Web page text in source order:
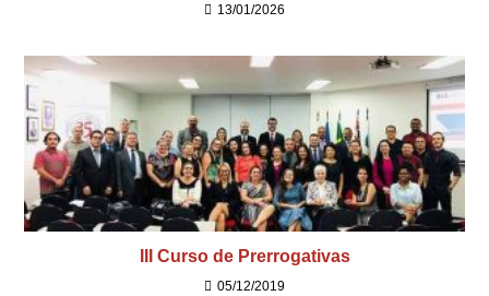
13/01/2026
III Curso de Prerrogativas
05/12/2019